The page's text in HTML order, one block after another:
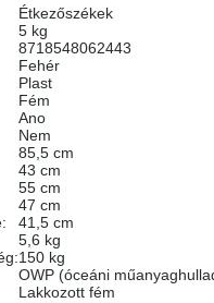
Étkezőszékek
5 kg
8718548062443
Fehér
Plast
Fém
Ano
Nem
85,5 cm
43 cm
55 cm
47 cm
:
41,5 cm
5,6 kg
:150 kg
OWP (óceáni
Lakkozott fém